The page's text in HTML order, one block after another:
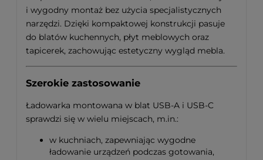
i wygodny montaż bez użycia specjalistycznych
narzędzi. Dzięki kompaktowej konstrukcji pasuje
do blatów kuchennych, płyt meblowych oraz
tapicerek, zachowując estetyczny wygląd mebla.
Szerokie zastosowanie
Ładowarka montowana w blat USB-A i USB-C
sprawdzi się w wielu miejscach, m.in.:
w kuchniach, zapewniając wygodne
ładowanie urządzeń podczas gotowania,